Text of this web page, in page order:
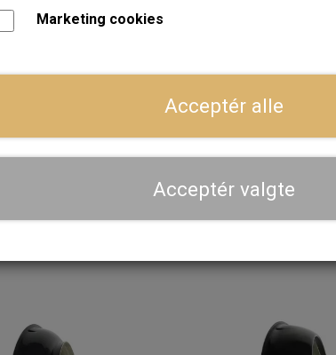
Dansk webshop, kundeservice og lager
Hurtig levering - sendes ofte samme
Se aktuel leveringstid på varen - vi
Marketing cookies
Acceptér alle
Acceptér valgte